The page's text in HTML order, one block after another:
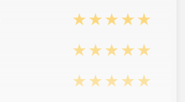
★★★★★
★★★★★
★★★★★